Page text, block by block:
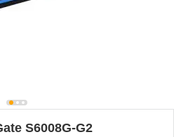
S6008G-G2